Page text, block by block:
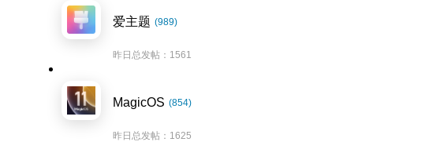
爱主题 (989)
昨日总发帖：1561
MagicOS (854)
昨日总发帖：1625